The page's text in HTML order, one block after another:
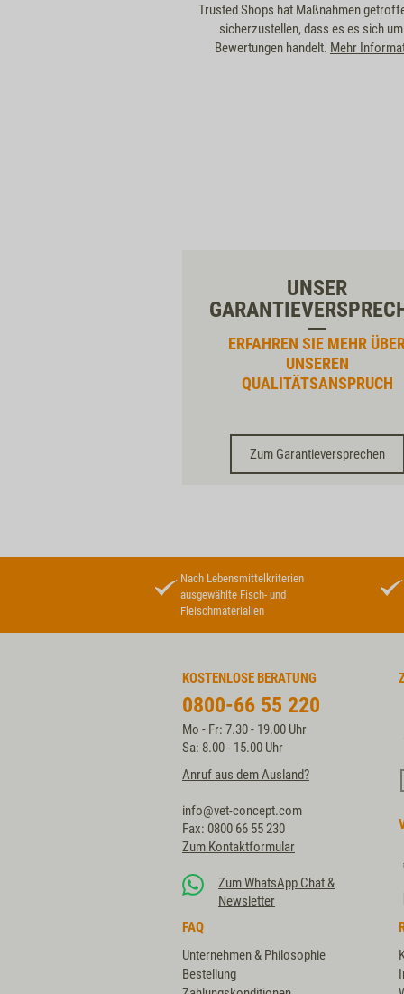
Trusted Shops hat Maßnahmen
sicherzustellen, dass es es sich
Bewertungen handelt. Mehr
UNSER
ERFAHREN SIE MEHR
UNSEREN
QUALITÄTSANSPRUCH
Zum Garantieversprechen
Nach Lebensmittelkriterien
ausgewählte Fisch- und
Fleischmaterialien
KOSTENLOSE BERATUNG
0800-66 55 220
Mo - Fr: 7.30 - 19.00 Uhr
Sa: 8.00 - 15.00 Uhr
Anruf aus dem Ausland?
info@vet-concept.com
Fax: 0800 66 55 230
Zum Kontaktformular
Zum WhatsApp Chat &
Newsletter
FAQ
Unternehmen & Philosophie
Bestellung